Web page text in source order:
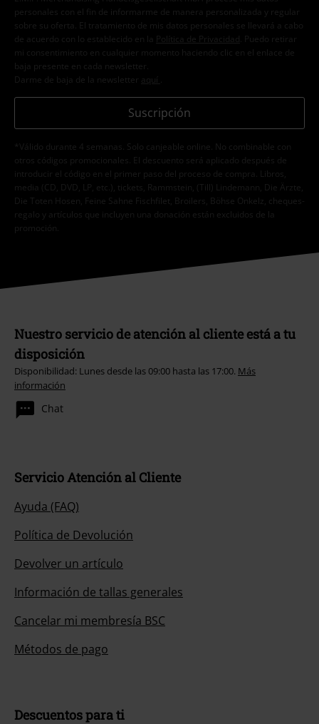
personales con el fin de informarme de manera personalizada y regular
sobre su oferta. El tratamiento de mis datos personales se llevará a cabo
de acuerdo con lo establecido en la
Política de Privacidad . Puedo retirar
mi consentimiento en cualquier momento haciendo clic en el enlace de
baja presente en cada newsletter.
Darme de baja de la newsletter
aquí
Suscripción
*Válido durante 4 semanas. Solo canjeable online. No combinable con
otros códigos promocionales. El descuento será aplicado después de
introducir el código en el primer paso del proceso de compra. Libros,
media (CD, DVD, LP, etc.), tickets, Rammstein, (Till) Lindemann, Die Ärzte,
Die Toten Hosen, Feine Sahne Fischfilet, Broilers, Böhse Onkelz, cheques-
regalo y artículos que incluyen una donación están excluidos de la
promoción.
Nuestro servicio de atención al cliente está a tu
disposición
Disponibilidad: Lunes desde las 09:00 hasta las 17:00. Más
información
Chat
Servicio Atención al Cliente
Ayuda (FAQ)
Política de Devolución
Devolver un artículo
Información de tallas generales
Cancelar mi membresía BSC
Métodos de pago
Descuentos para ti